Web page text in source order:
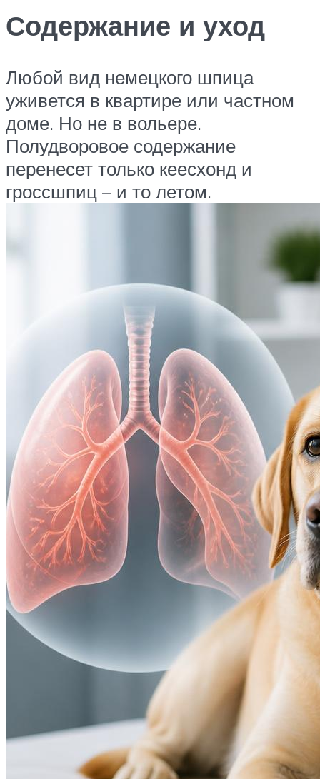
Содержание и уход
Любой вид немецкого шпица
уживется в квартире или частном
доме. Но не в вольере.
Полудворовое содержание
перенесет только кеесхонд и
гроссшпиц – и то летом.